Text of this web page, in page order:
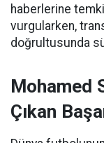
haberlerine
vurgularken,
doğrultusunda
Mohamed
Çıkan